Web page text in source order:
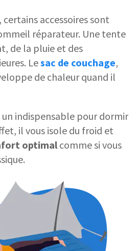
accessoires sont
réparateur. Une tente
de la pluie et des
Lesac de couchage,
de chaleur quand il
un indispensable pour dormir
il vous isole du froid et
optimalcomme si vous